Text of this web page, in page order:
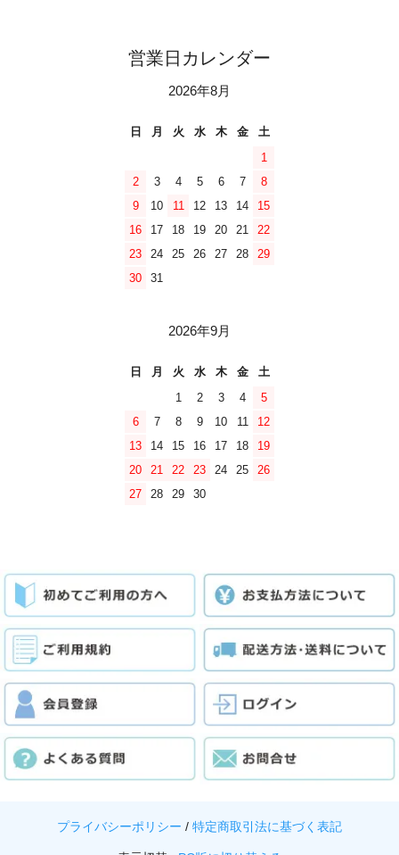
営業日カレンダー
2026年8月
日 月 火 水 木 金
土
1
2
3 4 5 6 7
8
9
10 11 12 13 14
15
16
17 18 19 20 21
22
23
24 25 26 27 28
29
30
31
2026年9月
日 月 火 水 木 金
土
1
2 3 4
5
6
7 8 9 10 11
12
13
14 15 16 17 18
19
20
21 22 23 24 25
26
27
28 29 30
プライバシーポリシー / 特定商取引法に基づく表記